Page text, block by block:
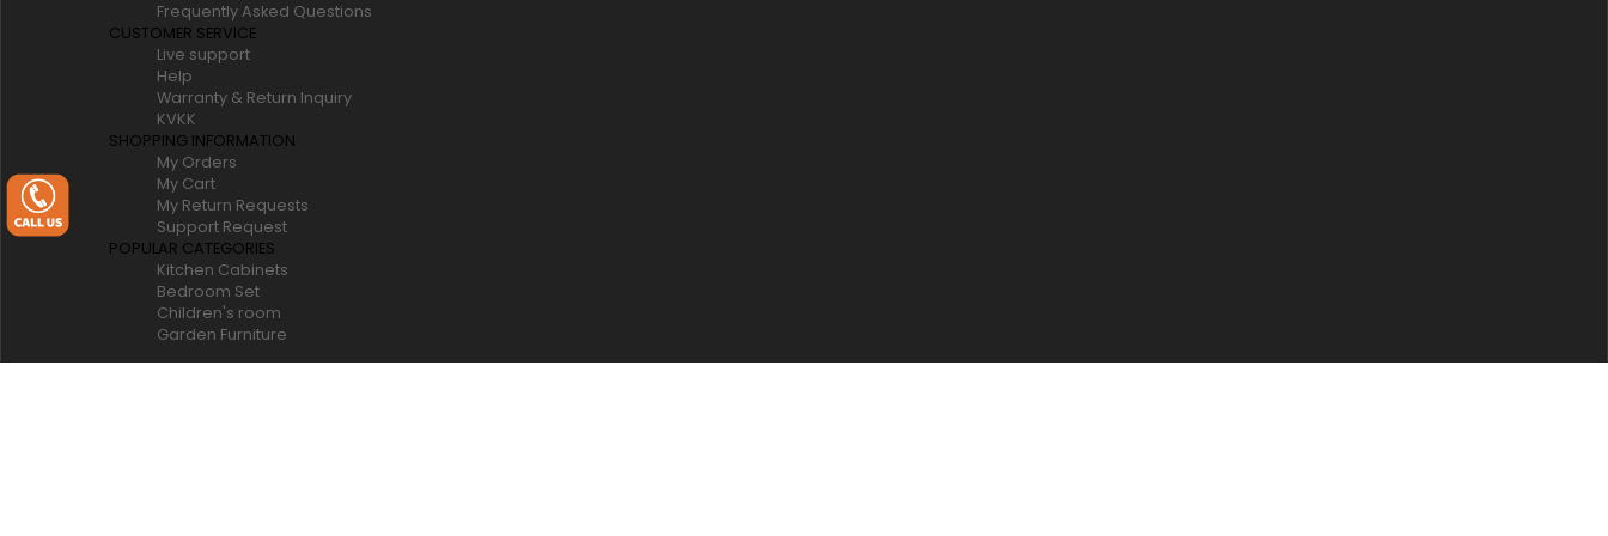
Frequently Asked Questions
CUSTOMER SERVICE
Live support
Help
Warranty & Return Inquiry
KVKK
SHOPPING INFORMATION
My Orders
My Cart
My Return Requests
Support Request
POPULAR CATEGORIES
Kitchen Cabinets
Bedroom Set
Children's room
Garden Furniture